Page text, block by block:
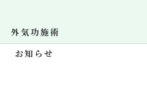
外気功施術
お知らせ